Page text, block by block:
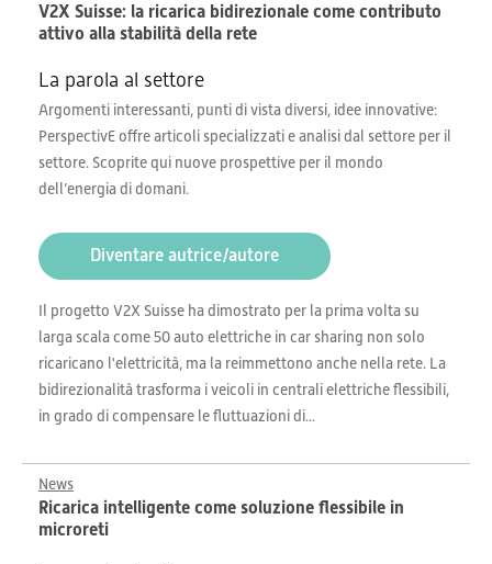
V2X Suisse: la ricarica bidirezionale come contributo
attivo alla stabilità della rete
La parola al settore
Argomenti interessanti, punti di vista diversi, idee innovative:
PerspectivE offre articoli specializzati e analisi dal settore per il
settore. Scoprite qui nuove prospettive per il mondo
dell’energia di domani.
Diventare autrice/autore
Il progetto V2X Suisse ha dimostrato per la prima volta su
larga scala come 50 auto elettriche in car sharing non solo
ricaricano l'elettricità, ma la reimmettono anche nella rete. La
bidirezionalità trasforma i veicoli in centrali elettriche flessibili,
in grado di compensare le fluttuazioni di...
News
Ricarica intelligente come soluzione flessibile in
microreti